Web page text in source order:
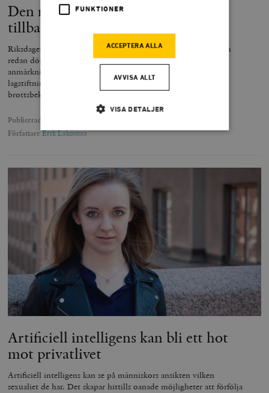
Den rättsvidriga datalagringen är
tillbaka
Riksdagen har valt att återinföra den generella datalagring som
redan dömts ut som rättsvidrig av EU-domstolen. Det är ett
anmärkningsvärt beslut, framför allt med tanke på att
lagstiftningen inte ens har visats vara särskilt viktig för
brottsbekämpning.
Publicerad
FörfattareErik Lakomaa
Artificiell intelligens kan bli ett hot
mot privatlivet
Artificiell intelligens kan se på människors ansikten vilken
sexualiet de har. Det skapar hittills oanade möjligheter att förfölja
FUNKTIONER
ACCEPTERA ALLA
AVVISA ALLT
VISA DETALJER
Marknadsföring
Strikt nödvändiga kakor tillåter
kärnwebbplatsfunktioner som användarinloggning
och kontohantering. Webbplatsen kan inte användas
ordentligt utan strikt nödvändiga cookies.
Leverantör
woocommerce_cart_hash
Automattic
timbro.se
.timbro.se